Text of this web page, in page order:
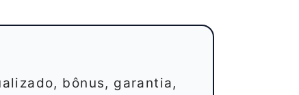
bônus, garantia,